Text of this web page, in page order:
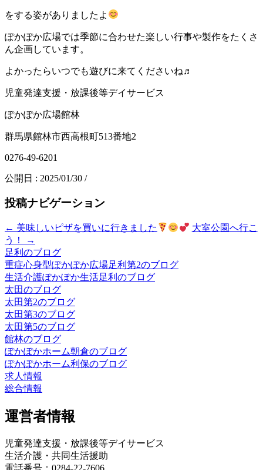
をする姿がありましたよ
ぽかぽか広場では季節に合わせた楽しい行事や製作をたくさ
ん企画しています。
よかったらいつでも遊びに来てくださいね♬
児童発達支援・放課後等デイサービス
ぽかぽか広場館林
群馬県館林市西高根町513番地2
0276-49-6201
公開日 : 2025/01/30 /
投稿ナビゲーション
← 美味しいピザを買いに行きました
大室公園へ行こ
う！
→
足利のブログ
重症心身型ぽかぽか広場足利第2のブログ
生活介護ぽかぽか生活足利のブログ
太田のブログ
太田第2のブログ
太田第3のブログ
太田第5のブログ
館林のブログ
ぽかぽかホーム朝倉のブログ
ぽかぽかホーム利保のブログ
求人情報
総合情報
運営者情報
児童発達支援・放課後等デイサービス
生活介護・共同生活援助
電話番号：0284-22-7606